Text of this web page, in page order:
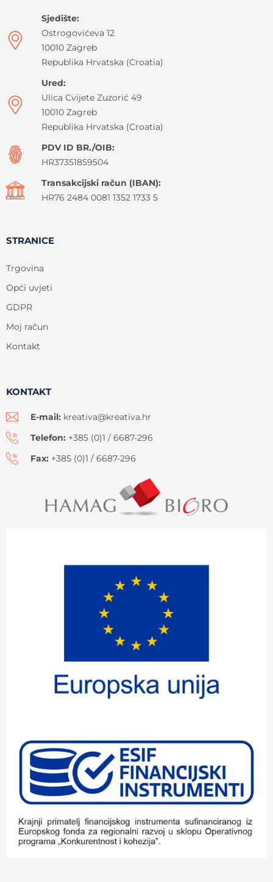
Sjedište:
Ostrogovićeva 12
10010 Zagreb
Republika Hrvatska (Croatia)
Ured:
Ulica Cvijete Zuzorić 49
10010 Zagreb
Republika Hrvatska (Croatia)
PDV ID BR./OIB:
HR37351859504
Transakcijski račun (IBAN):
HR76 2484 0081 1352 1733 5
STRANICE
Trgovina
Opći uvjeti
GDPR
Moj račun
Kontakt
KONTAKT
E-mail: kreativa@kreativa.hr
Telefon: +385 (0)1 / 6687-296
Fax: +385 (0)1 / 6687-296